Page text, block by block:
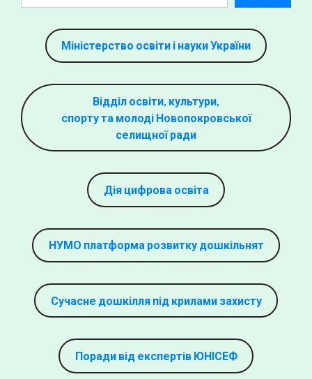
Міністерство освіти і науки України
Відділ освіти, культури,
спорту та молоді Новопокровської
селищної ради
Дія цифрова освіта
НУМО платформа розвитку дошкільнят
Сучасне дошкілля під крилами захисту
Поради від експертів ЮНІСЕФ